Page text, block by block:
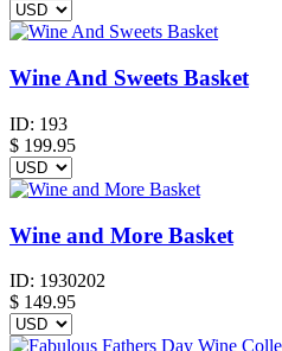
Wine And Sweets Basket
ID: 193
$ 199.95
Wine and More Basket
ID: 1930202
$ 149.95